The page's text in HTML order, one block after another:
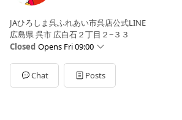
JAひろしま呉ふれあい市呉店公式LINE
広島県 呉市 広白石２丁目２−３３
Closed Opens Fri 09:00
Sun09:00 - 18:00
Mon09:00 - 18:00
Tue
09:00 - 18:00
Chat Posts